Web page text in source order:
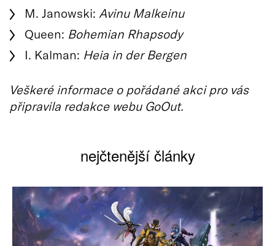
M. Janowski: Avinu Malkeinu
Queen: Bohemian Rhapsody
I. Kalman: Heia in der Bergen
Veškeré informace o pořádané akci pro vás
připravila redakce webu GoOut.
nejčtenější články